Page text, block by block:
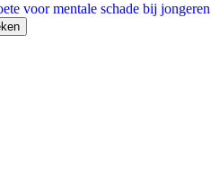
voor mentale schade bij jongeren